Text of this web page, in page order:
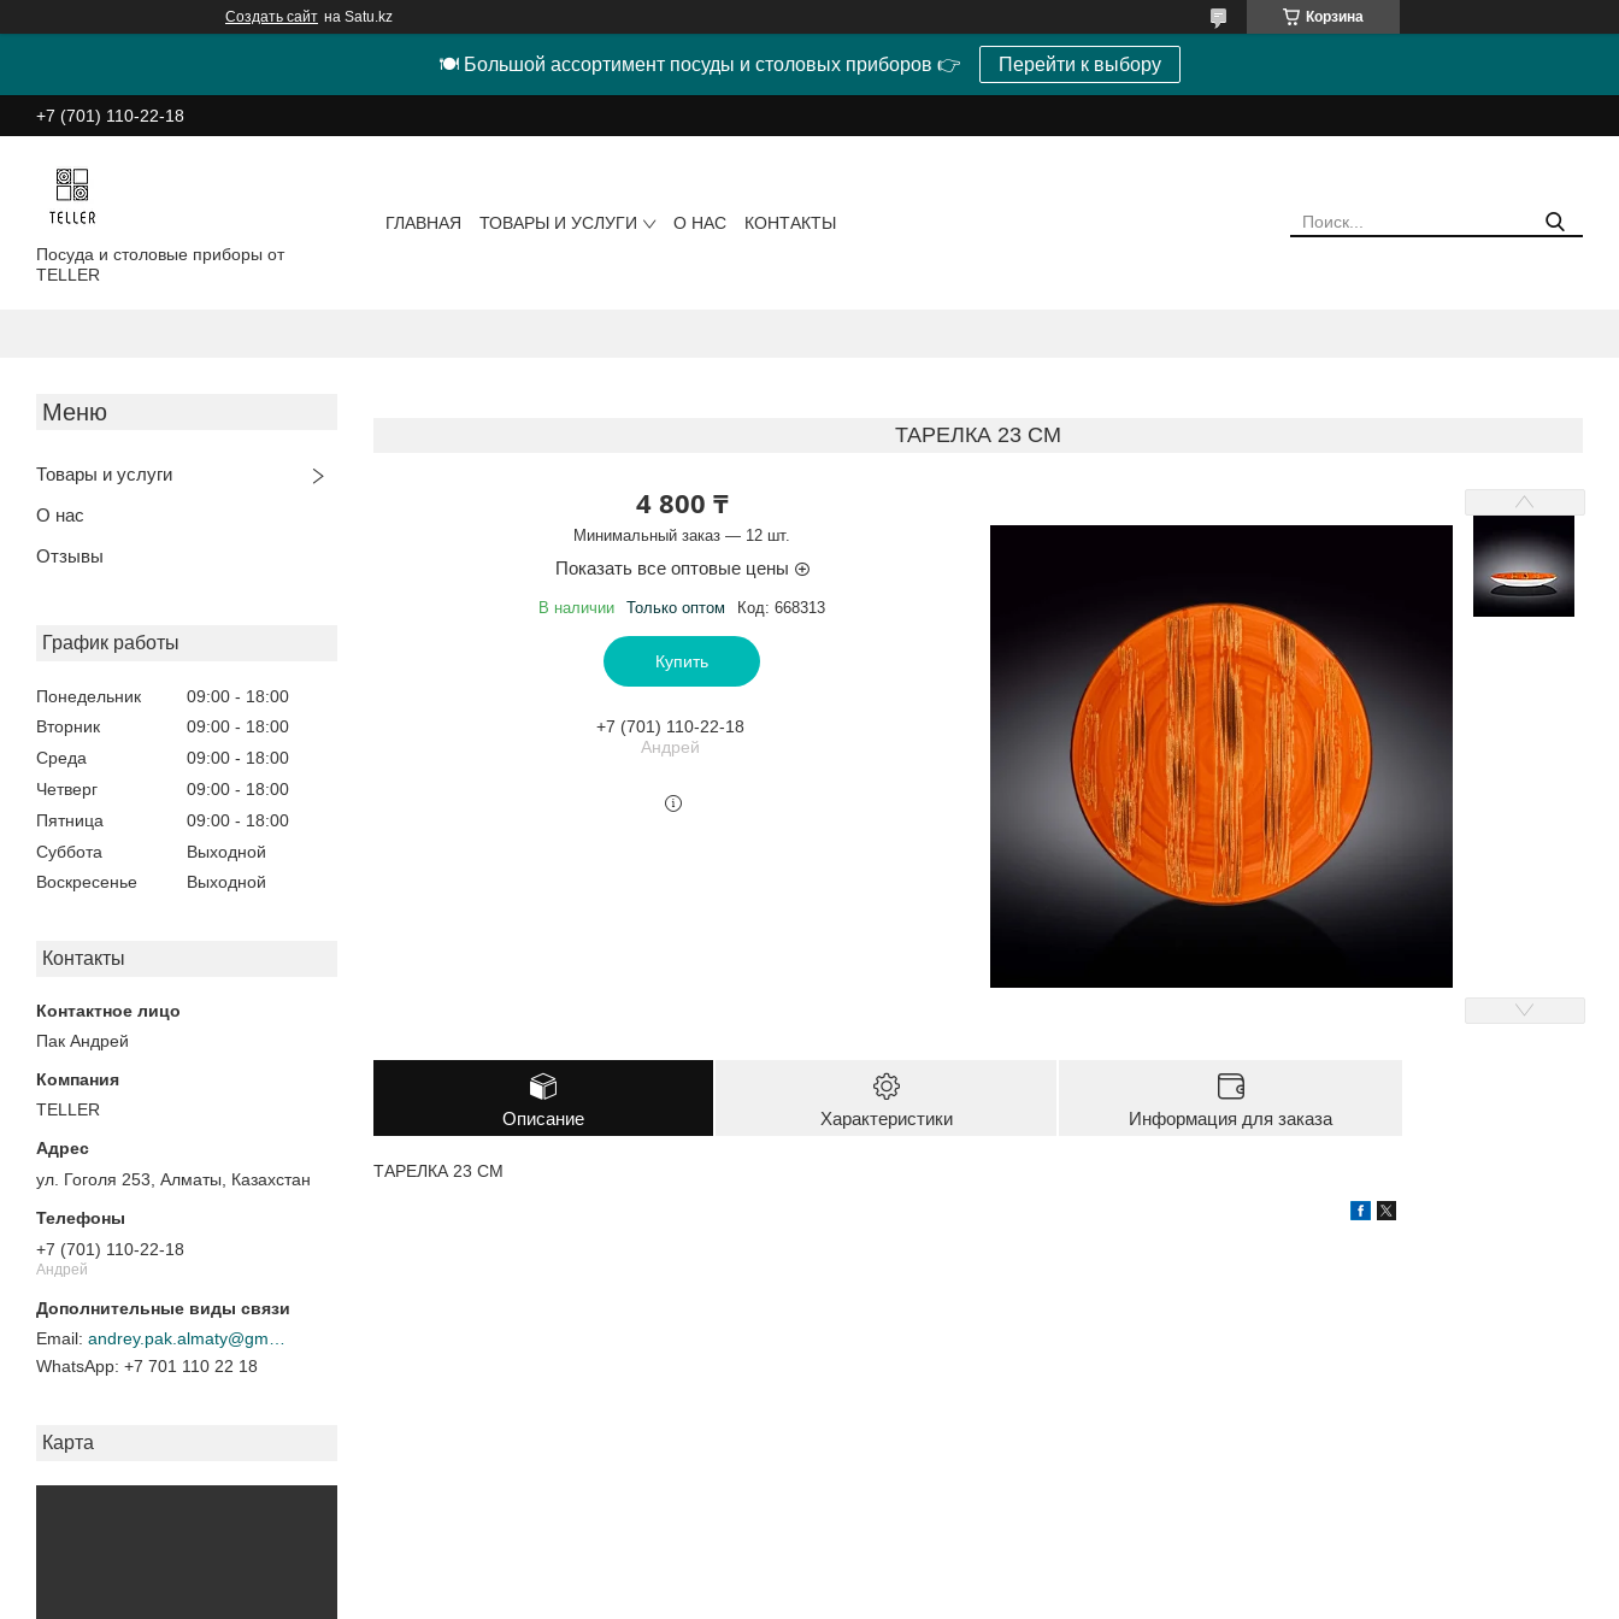
Создать сайт на Satu.kz Корзина
🍽 Большой ассортимент посуды и столовых приборов 👉 Перейти к выбору
+7 (701) 110-22-18
Посуда и столовые приборы от
TELLER
ГЛАВНАЯ ТОВАРЫ И УСЛУГИ О НАС КОНТАКТЫ
Товары и услуги
О нас
Отзывы
График работы
Понедельник 09:00
18:00
Вторник
09:00
18:00
Среда
09:00
18:00
Четверг
09:00
18:00
Пятница
09:00
18:00
Суббота
Выходной
Воскресенье
Выходной
Контакты
Пак Андрей
TELLER
ул. Гоголя 253, Алматы, Казахстан
+7 (701) 110-22-18
Андрей
+7 701 110 22 18
Карта
ТАРЕЛКА 23 СМ
4 800 ₸
Минимальный заказ — 12 шт.
Показать все оптовые цены
В наличии Только оптом Код: 668313
Купить
+7 (701) 110-22-18
Андрей
Описание Характеристики Информация для заказа
ТАРЕЛКА 23 СМ